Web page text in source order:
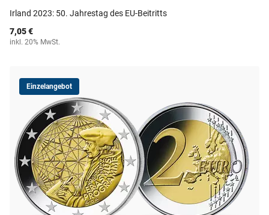
Irland 2023: 50. Jahrestag des EU-Beitritts
7,05 €
inkl. 20% MwSt.
Einzelangebot